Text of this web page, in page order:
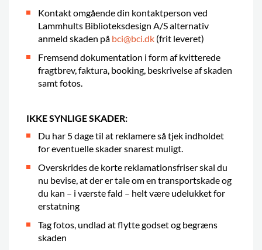
Kontakt omgående din kontaktperson ved
Lammhults Biblioteksdesign A/S alternativ
anmeld skaden på bci@bci.dk (frit leveret)
Fremsend dokumentation i form af kvitterede
fragtbrev, faktura, booking, beskrivelse af skaden
samt fotos.
IKKE SYNLIGE SKADER:
Du har 5 dage til at reklamere så tjek indholdet
for eventuelle skader snarest muligt.
Overskrides de korte reklamationsfriser skal du
nu bevise, at der er tale om en transportskade og
du kan – i værste fald – helt være udelukket for
erstatning
Tag fotos, undlad at flytte godset og begræns
skaden